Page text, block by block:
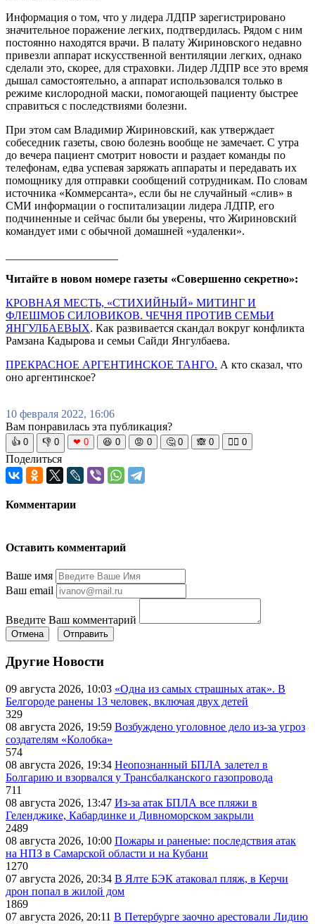
Информация о том, что у лидера ЛДПР зарегистрировано
значительное поражение легких, подтвердилась. Рядом с ним
постоянно находятся врачи. В палату Жириновского недавно
привезли аппарат искусственной вентиляции легких, однако
сделали это, скорее, для страховки. Лидер ЛДПР все это время
дышал самостоятельно, а аппарат использовался только в
режиме кислородной маски, помогающей пациенту быстрее
справиться с последствиями болезни.
При этом сам Владимир Жириновский, как утверждает
собеседник газеты, свою болезнь вообще не замечает. С утра
до вечера пациент смотрит новости и раздает команды по
телефонам, едва успевая заряжать аппараты и передавать их
помощнику для отправки сообщений сотрудникам. По словам
источника «Коммерсанта», если бы не случайный «слив» в
СМИ информации о госпитализации лидера ЛДПР, его
подчиненные и сейчас были бы уверены, что Жириновский
командует ими с обычной домашней «удаленки».
Читайте в новом номере газеты «Совершенно секретно»:
КРОВНАЯ МЕСТЬ, «СТИХИЙНЫЙ» МИТИНГ И
ФЛЕШМОБ СИЛОВИКОВ. ЧЕЧНЯ ПРОТИВ СЕМЬИ
ЯНГУЛБАЕВЫХ. Как развивается скандал вокруг конфликта
Рамзана Кадырова и семьи Сайди Янгулбаева.
ПРЕКРАСНОЕ АРГЕНТИНСКОЕ ТАНГО. А кто сказал, что
оно аргентинское?
10 февраля 2022, 16:06
Вам понравилась эта публикация?
👍 0 👎 0 ❤ 0 😆 0 😡 0 🤔 0 🙈 0 🧘‍♀️ 0
Поделиться
Комментарии
Оставить комментарий
Ваше имя
Ваш email
Введите Ваш комментарий
Отмена Отправить
Другие Новости
09 августа 2026, 10:03 «Одна из самых страшных атак». В
Белгороде ранены 13 человек, включая двух детей
329
08 августа 2026, 19:59 Возбуждено уголовное дело из-за угроз
создателям «Колобка»
574
08 августа 2026, 19:34 Неопознанный БПЛА залетел в
Болгарию и взорвался у Трансбалканского газопровода
711
08 августа 2026, 13:47 Из-за атак БПЛА все пляжи в
Геленджике, Кабардинке и Дивноморском закрыли
2489
08 августа 2026, 10:00 Пожары и раненые: последствия атак
на НПЗ в Самарской области и на Кубани
1270
07 августа 2026, 20:34 В Ялте БЭК атаковал пляж, в Керчи
дрон попал в жилой дом
1869
07 августа 2026, 20:11 В Петербурге заочно арестовали Лидию